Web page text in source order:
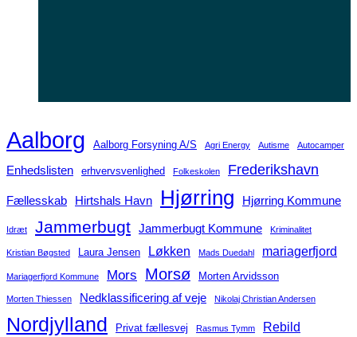
Aalborg Aalborg Forsyning A/S Agri Energy Autisme Autocamper
Enhedslisten erhvervsvenlighed Folkeskolen Frederikshavn
Fællesskab Hirtshals Havn Hjørring Hjørring Kommune
Idræt Jammerbugt Jammerbugt Kommune Kriminalitet
Kristian Bøgsted Laura Jensen Løkken Mads Duedahl mariagerfjord
Mariagerfjord Kommune Mors Morsø Morten Arvidsson
Morten Thiessen Nedklassificering af veje Nikolaj Christian Andersen
Nordjylland Privat fællesvej Rasmus Tymm Rebild